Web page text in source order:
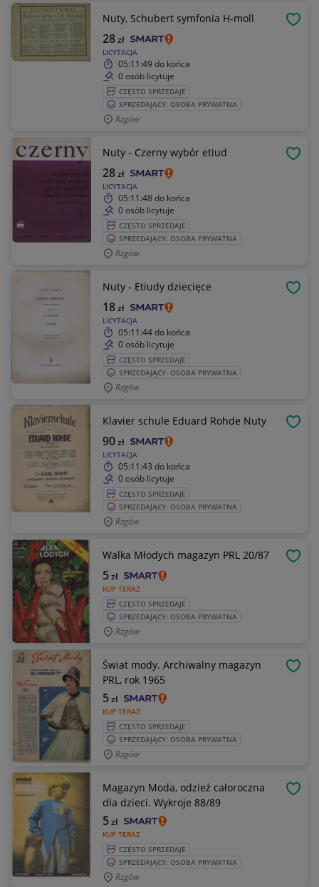
Nuty, Schubert symfonia H-moll
LICYTACJA
28zł
05:11:49 do końca
0 osób licytuje
CZĘSTO SPRZEDAJE
SPRZEDAJĄCY: OSOBA PRYWATNA
Rzgów
Nuty - Czerny wybór etiud
LICYTACJA
28zł
05:11:48 do końca
0 osób licytuje
CZĘSTO SPRZEDAJE
SPRZEDAJĄCY: OSOBA PRYWATNA
Rzgów
Nuty - Etiudy dziecięce
LICYTACJA
18zł
05:11:44do końca
0 osób licytuje
CZĘSTO SPRZEDAJE
SPRZEDAJĄCY: OSOBA PRYWATNA
Rzgów
Klavier schule Eduard Rohde Nuty
LICYTACJA
90zł
05:11:43 do końca
0 osób licytuje
CZĘSTO SPRZEDAJE
SPRZEDAJĄCY: OSOBA PRYWATNA
Rzgów
Walka Młodych magazyn PRL 20/87
KUP TERAZ
5zł
CZĘSTO SPRZEDAJE
SPRZEDAJĄCY: OSOBA PRYWATNA
Rzgów
Świat mody. Archiwalny magazyn
PRL, rok 1965
KUP TERAZ
5zł
CZĘSTO SPRZEDAJE
SPRZEDAJĄCY: OSOBA PRYWATNA
Rzgów
Magazyn Moda, odzież całoroczna
dla dzieci. Wykroje 88/89
KUP TERAZ
5zł
CZĘSTO SPRZEDAJE
SPRZEDAJĄCY: OSOBA PRYWATNA
Rzgów